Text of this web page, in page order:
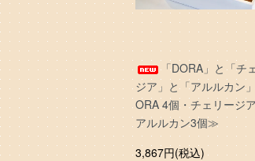
「DORA」と「チ
ジア」と「アルルカ
ORA 4個・チェリージ
アルルカン3個≫
3,867円(税込)